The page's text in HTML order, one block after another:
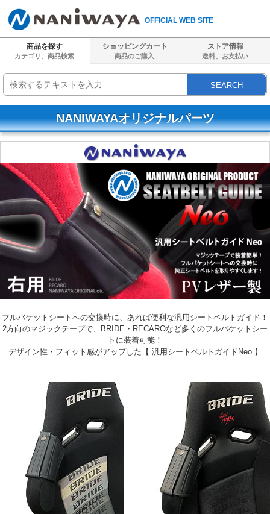
OFFICIAL WEB SITE
商品を探す
カテゴリ、商品検索
ショッピングカート
商品のご購入
ストア情報
送料、 お支払い
SEARCH
NANIWAYAオリジナルパーツ
フルバケットシートへの交換時に、あれば便利な汎用シートベルトガイド！
2方向のマジックテープで、BRIDE・RECAROなど多くのフルバケットシー
トに装着可能！
デザイン性・フィット感がアップした【 汎用シートベルトガイドNeo 】